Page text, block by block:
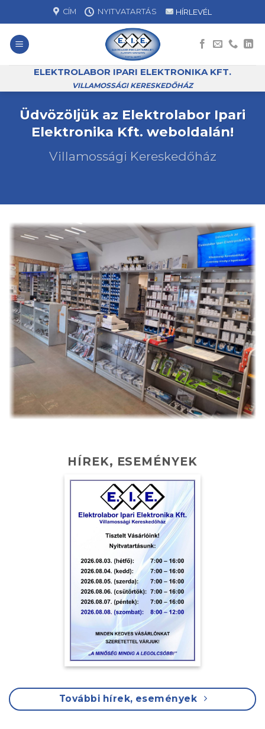
to
content
CÍM NYITVATARTÁS HÍRLEVÉL
ELEKTROLABOR IPARI ELEKTRONIKA KFT.
VILLAMOSSÁGI KERESKEDŐHÁZ
Üdvözöljük az Elektrolabor Ipari
Elektronika Kft. weboldalán!
Villamossági Kereskedőház
HÍREK, ESEMÉNYEK
További hírek, események